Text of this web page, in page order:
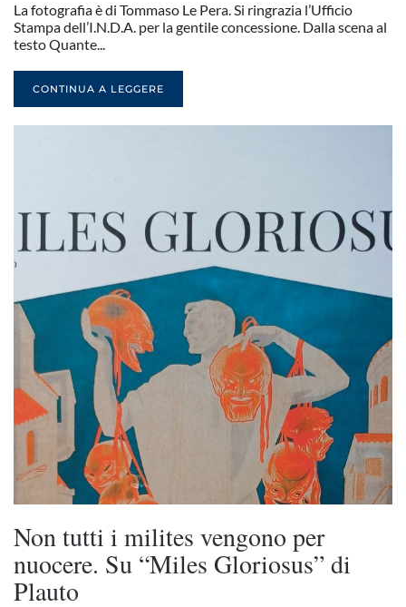
La fotografia è di Tommaso Le Pera. Si ringrazia l’Ufficio
Stampa dell’I.N.D.A. per la gentile concessione. Dalla scena al
testo Quante...
CONTINUA A LEGGERE
Non tutti i milites vengono per
nuocere. Su “Miles Gloriosus” di
Plauto